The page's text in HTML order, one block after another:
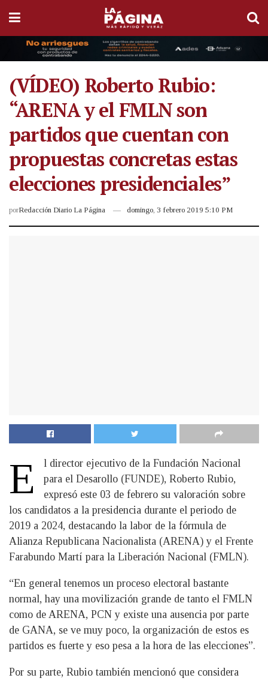
(VÍDEO) Roberto Rubio:
“ARENA y el FMLN son
partidos que cuentan con
propuestas concretas estas
elecciones presidenciales”
porRedacción Diario La Página domingo, 3 febrero 2019 5:10 PM
E
l director ejecutivo de la Fundación Nacional
para el Desarollo (FUNDE), Roberto Rubio,
expresó este 03 de febrero su valoración sobre
los candidatos a la presidencia durante el periodo de
2019 a 2024, destacando la labor de la fórmula de
Alianza Republicana Nacionalista (ARENA) y el Frente
Farabundo Martí para la Liberación Nacional (FMLN).
“En general tenemos un proceso electoral bastante
normal, hay una movilización grande de tanto el FMLN
como de ARENA, PCN y existe una ausencia por parte
de GANA, se ve muy poco, la organización de estos es
partidos es fuerte y eso pesa a la hora de las elecciones”.
Por su parte, Rubio también mencionó que considera